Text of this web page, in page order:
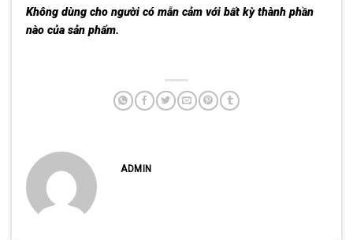
Không dùng cho người có mẫn cảm với bất kỳ thành phần
nào của sản phẩm.
ADMIN